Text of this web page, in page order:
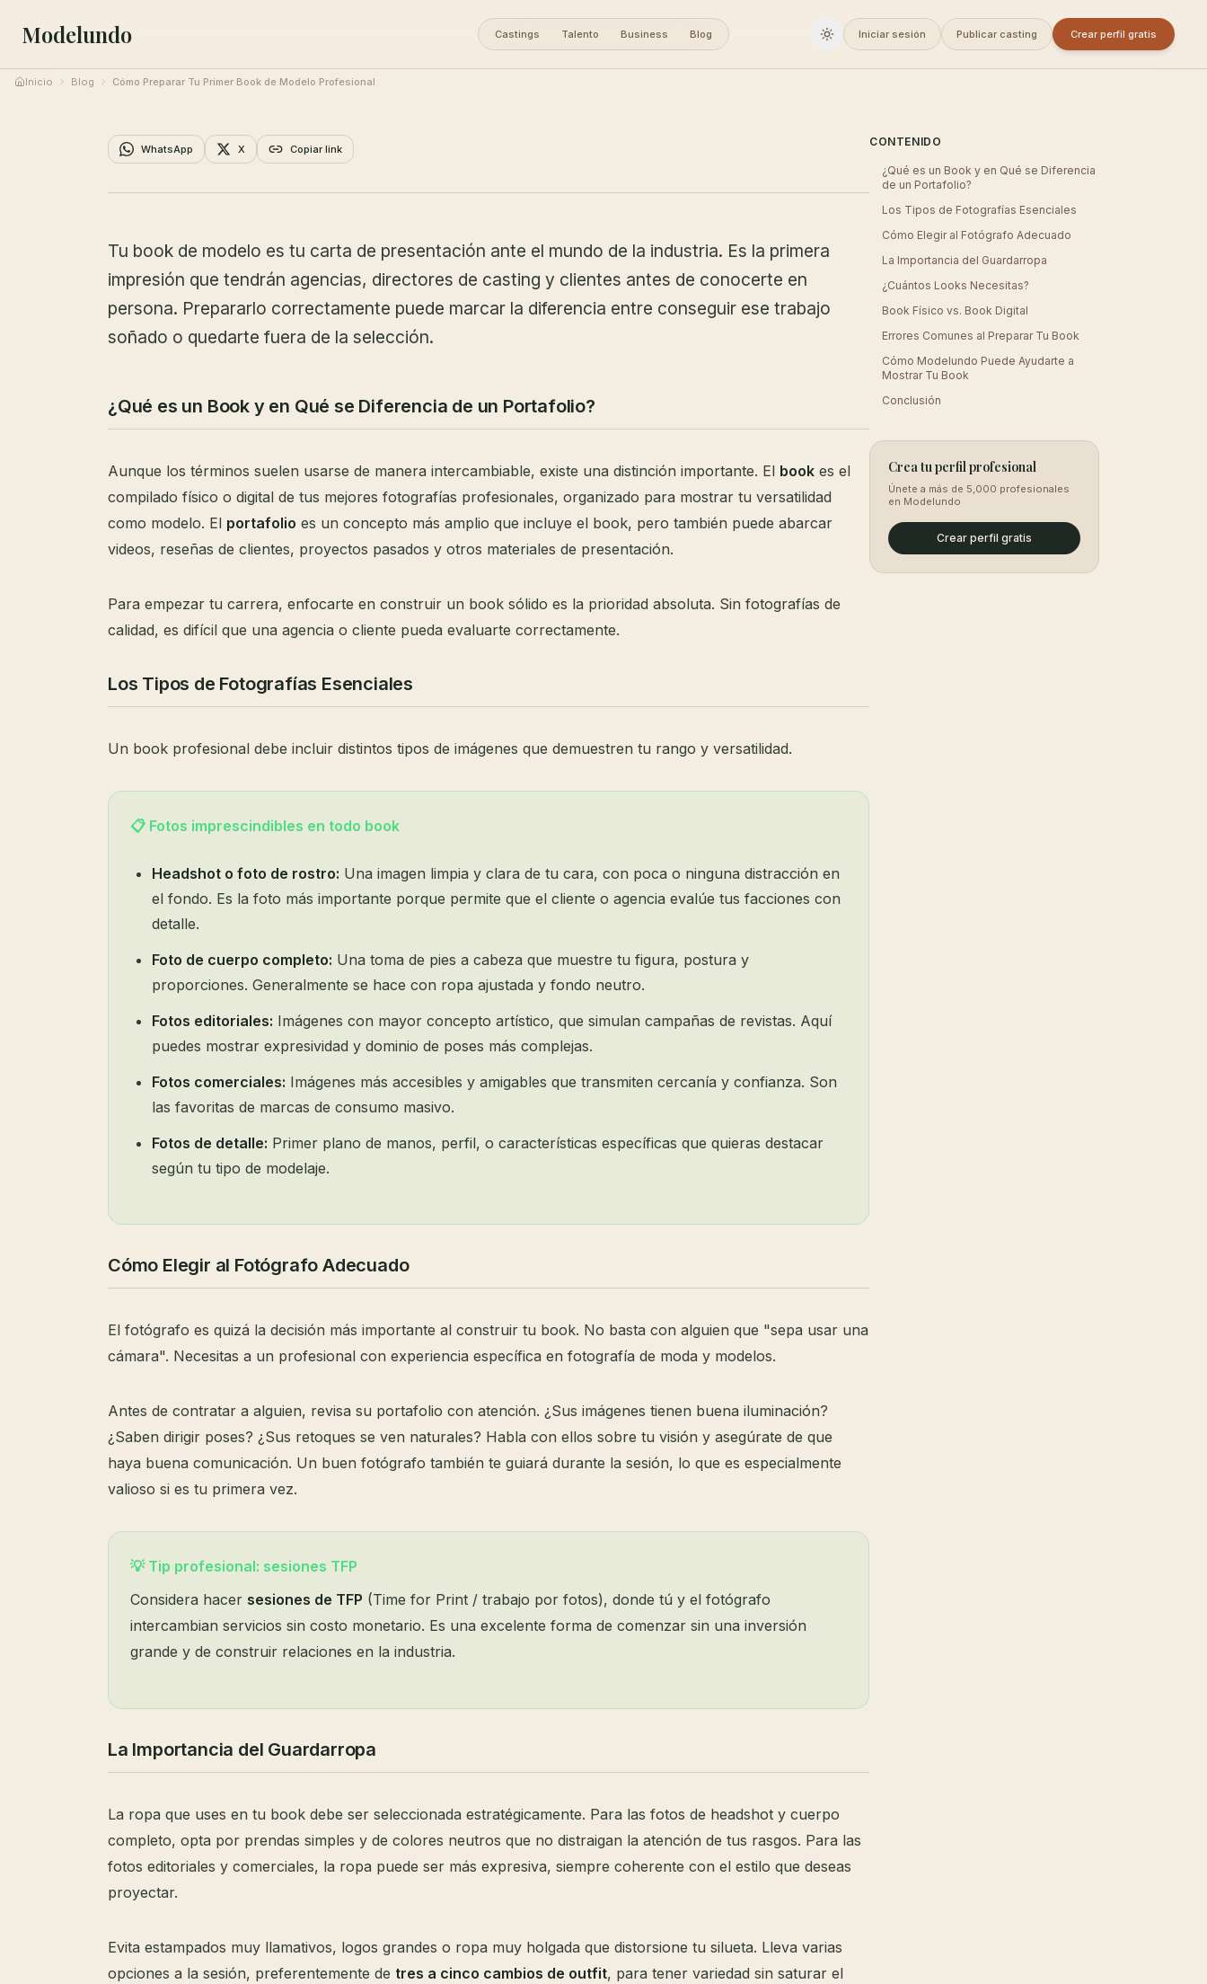
Modelundo Castings Talento Business Blog Cambiar a oscuro
Iniciar sesión Publicar casting Crear perfil gratis
Inicio Blog
Cómo Preparar Tu Primer Book de Modelo Profesional
Cómo Preparar Tu Primer Book de
Modelo Profesional
WhatsApp X Copiar link
Tu book de modelo es tu carta de presentación ante el mundo de la industria. Es la primera
impresión que tendrán agencias, directores de casting y clientes antes de conocerte en
persona. Prepararlo correctamente puede marcar la diferencia entre conseguir ese trabajo
soñado o quedarte fuera de la selección.
¿Qué es un Book y en Qué se Diferencia de un Portafolio?
Aunque los términos suelen usarse de manera intercambiable, existe una distinción importante. El book es el
compilado físico o digital de tus mejores fotografías profesionales, organizado para mostrar tu versatilidad
como modelo. El portafolio es un concepto más amplio que incluye el book, pero también puede abarcar
videos, reseñas de clientes, proyectos pasados y otros materiales de presentación.
Para empezar tu carrera, enfocarte en construir un book sólido es la prioridad absoluta. Sin fotografías de
calidad, es difícil que una agencia o cliente pueda evaluarte correctamente.
Los Tipos de Fotografías Esenciales
Un book profesional debe incluir distintos tipos de imágenes que demuestren tu rango y versatilidad.
📋 Fotos imprescindibles en todo book
Headshot o foto de rostro: Una imagen limpia y clara de tu cara, con poca o ninguna distracción en
el fondo. Es la foto más importante porque permite que el cliente o agencia evalúe tus facciones con
detalle.
Foto de cuerpo completo: Una toma de pies a cabeza que muestre tu figura, postura y
proporciones. Generalmente se hace con ropa ajustada y fondo neutro.
Fotos editoriales: Imágenes con mayor concepto artístico, que simulan campañas de revistas. Aquí
puedes mostrar expresividad y dominio de poses más complejas.
Fotos comerciales: Imágenes más accesibles y amigables que transmiten cercanía y confianza. Son
las favoritas de marcas de consumo masivo.
Fotos de detalle: Primer plano de manos, perfil, o características específicas que quieras destacar
según tu tipo de modelaje.
Cómo Elegir al Fotógrafo Adecuado
El fotógrafo es quizá la decisión más importante al construir tu book. No basta con alguien que "sepa usar una
cámara". Necesitas a un profesional con experiencia específica en fotografía de moda y modelos.
Antes de contratar a alguien, revisa su portafolio con atención. ¿Sus imágenes tienen buena iluminación?
¿Saben dirigir poses? ¿Sus retoques se ven naturales? Habla con ellos sobre tu visión y asegúrate de que
haya buena comunicación. Un buen fotógrafo también te guiará durante la sesión, lo que es especialmente
valioso si es tu primera vez.
💡 Tip profesional: sesiones TFP
Considera hacer sesiones de TFP (Time for Print / trabajo por fotos), donde tú y el fotógrafo
intercambian servicios sin costo monetario. Es una excelente forma de comenzar sin una inversión
grande y de construir relaciones en la industria.
La Importancia del Guardarropa
La ropa que uses en tu book debe ser seleccionada estratégicamente. Para las fotos de headshot y cuerpo
completo, opta por prendas simples y de colores neutros que no distraigan la atención de tus rasgos. Para las
fotos editoriales y comerciales, la ropa puede ser más expresiva, siempre coherente con el estilo que deseas
proyectar.
Evita estampados muy llamativos, logos grandes o ropa muy holgada que distorsione tu silueta. Lleva varias
opciones a la sesión, preferentemente de tres a cinco cambios de outfit, para tener variedad sin saturar el
CONTENIDO
¿Qué es un Book y en Qué se Diferencia
de un Portafolio?
Los Tipos de Fotografías Esenciales
Cómo Elegir al Fotógrafo Adecuado
La Importancia del Guardarropa
¿Cuántos Looks Necesitas?
Book Físico vs. Book Digital
Errores Comunes al Preparar Tu Book
Cómo Modelundo Puede Ayudarte a
Mostrar Tu Book
Conclusión
Crea tu perfil profesional
Únete a más de 5,000 profesionales
en Modelundo
Crear perfil gratis